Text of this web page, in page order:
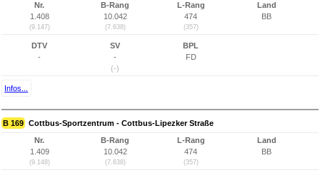
Nr.
1.408
(9.147)
B-Rang
10.042
(7.638)
L-Rang
474
(357)
Land
BB
DTV
-
SV
-
(-)
BPL
FD
Infos...
B 169 Cottbus-Sportzentrum - Cottbus-Lipezker Straße
Nr.
1.409
(9.148)
B-Rang
10.042
(7.638)
L-Rang
474
(357)
Land
BB